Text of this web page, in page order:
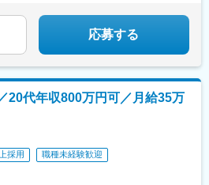
10h以下と少なめ
理職の割合40％超え
応募する
20代年収800万円可／月給35万
採用
職種未経験歓迎